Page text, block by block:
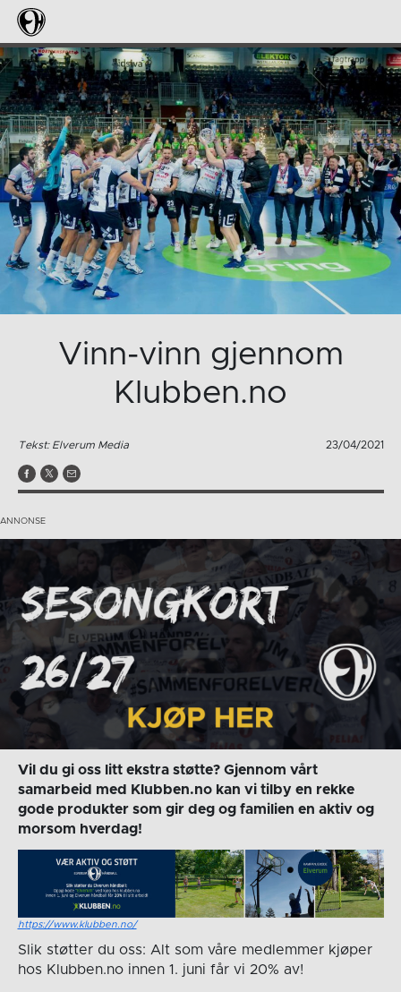
Vinn-vinn gjennom
Klubben.no
Tekst: Elverum Media 23/04/2021
Vil du gi oss litt ekstra støtte? Gjennom vårt
samarbeid med Klubben.no kan vi tilby en rekke
gode produkter som gir deg og familien en aktiv og
morsom hverdag!
https://www.klubben.no/
Slik støtter du oss: Alt som våre medlemmer kjøper
hos Klubben.no innen 1. juni får vi 20% av!